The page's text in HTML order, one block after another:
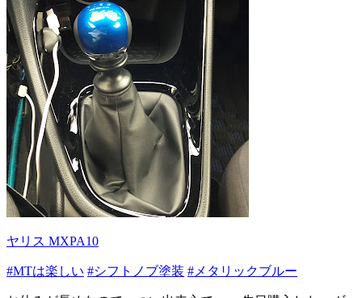
ヤリス MXPA10
#MTは楽しい #シフトノブ塗装 #メタリックブルー